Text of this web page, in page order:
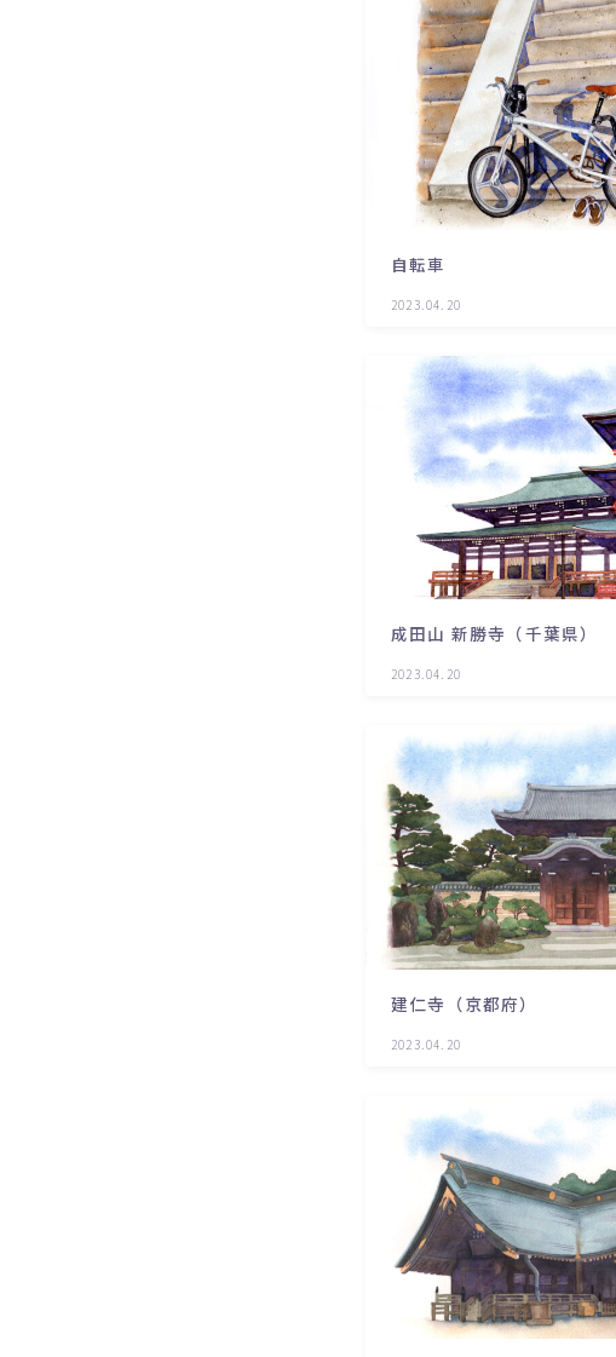
自転車
2023.04.20
成田山 新勝寺（千葉県）
2023.04.20
建仁寺（京都府）
2023.04.20